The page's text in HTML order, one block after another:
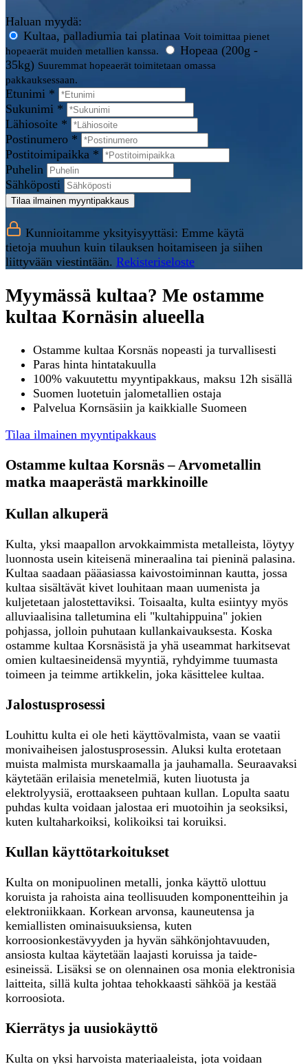
Haluan myydä:
Kultaa, palladiumia tai platinaa Voit toimittaa pienet
hopeaerät muiden metallien kanssa.
Hopeaa (200g -
35kg) Suuremmat hopeaerät toimitetaan omassa
pakkauksessaan.
Etunimi *
Sukunimi *
Lähiosoite *
Postinumero *
Postitoimipaikka *
Puhelin
Sähköposti
Tilaa ilmainen myyntipakkaus
Kunnioitamme yksityisyyttäsi: Emme käytä
tietoja muuhun kuin tilauksen hoitamiseen ja siihen
liittyvään viestintään. Rekisteriseloste
Myymässä kultaa? Me ostamme
kultaa Kornäsin alueella
Ostamme kultaa Korsnäs nopeasti ja turvallisesti
Paras hinta hintatakuulla
100% vakuutettu myyntipakkaus, maksu 12h sisällä
Suomen luotetuin jalometallien ostaja
Palvelua Kornsäsiin ja kaikkialle Suomeen
Tilaa ilmainen myyntipakkaus
Ostamme kultaa Korsnäs – Arvometallin
matka maaperästä markkinoille
Kullan alkuperä
Kulta, yksi maapallon arvokkaimmista metalleista, löytyy
luonnosta usein kiteisenä mineraalina tai pieninä palasina.
Kultaa saadaan pääasiassa kaivostoiminnan kautta, jossa
kultaa sisältävät kivet louhitaan maan uumenista ja
kuljetetaan jalostettaviksi. Toisaalta, kulta esiintyy myös
alluviaalisina talletumina eli "kultahippuina" jokien
pohjassa, jolloin puhutaan kullankaivauksesta. Koska
ostamme kultaa Korsnäsistä ja yhä useammat harkitsevat
omien kultaesineidensä myyntiä, ryhdyimme tuumasta
toimeen ja teimme artikkelin, joka käsittelee kultaa.
Jalostusprosessi
Louhittu kulta ei ole heti käyttövalmista, vaan se vaatii
monivaiheisen jalostusprosessin. Aluksi kulta erotetaan
muista malmista murskaamalla ja jauhamalla. Seuraavaksi
käytetään erilaisia menetelmiä, kuten liuotusta ja
elektrolyysiä, erottaakseen puhtaan kullan. Lopulta saatu
puhdas kulta voidaan jalostaa eri muotoihin ja seoksiksi,
kuten kultaharkoiksi, kolikoiksi tai koruiksi.
Kullan käyttötarkoitukset
Kulta on monipuolinen metalli, jonka käyttö ulottuu
koruista ja rahoista aina teollisuuden komponentteihin ja
elektroniikkaan. Korkean arvonsa, kauneutensa ja
kemiallisten ominaisuuksiensa, kuten
korroosionkestävyyden ja hyvän sähkönjohtavuuden,
ansiosta kultaa käytetään laajasti koruissa ja taide-
esineissä. Lisäksi se on olennainen osa monia elektronisia
laitteita, sillä kulta johtaa tehokkaasti sähköä ja kestää
korroosiota.
Kierrätys ja uusiokäyttö
Kulta on yksi harvoista materiaaleista, jota voidaan